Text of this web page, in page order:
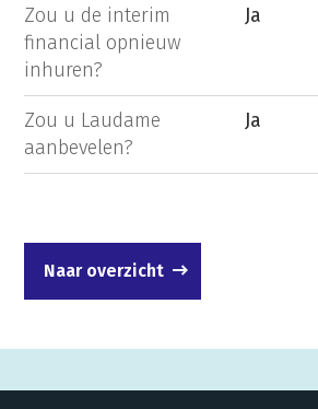
Zou u de interim
financial opnieuw
inhuren?
Ja
Zou u Laudame
aanbevelen?
Ja
Naar overzicht